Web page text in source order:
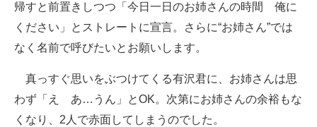
帰すと前置きしつつ「今日一日のお姉さんの時間 俺に
ください」とストレートに宣言。さらに“お姉さん”では
なく名前で呼びたいとお願いします。
真っすぐ思いをぶつけてくる有沢君に、お姉さんは思
わず「え あ…うん」とOK。次第にお姉さんの余裕もな
くなり、2人で赤面してしまうのでした。